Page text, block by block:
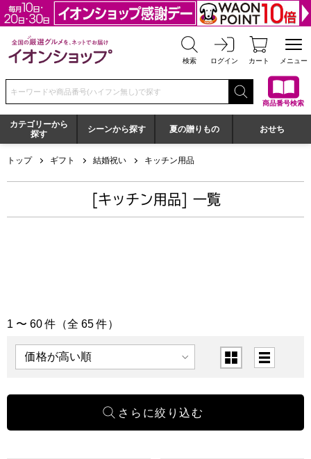
全国の厳選グルメを、ネットでお届け イオンショップ
検索 ログイン カート メニュー
検索キーワードまたは商品番号を入力してください
商品番号検索
カテゴリーから
探す
シーンから探す 夏の贈りもの おせち
トップ ギフト 結婚祝い キッチン用品
[キッチン用品] 一覧
「キッチン用品」の商品一覧
1 〜 60 件（全 65 件）
表示順 表示切替